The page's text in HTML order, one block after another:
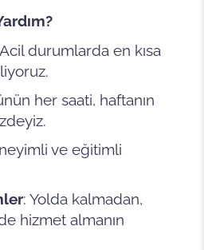
durumlarda en kısa
her saati, haftanın
ve eğitimli
: Yolda kalmadan,
hizmet almanın